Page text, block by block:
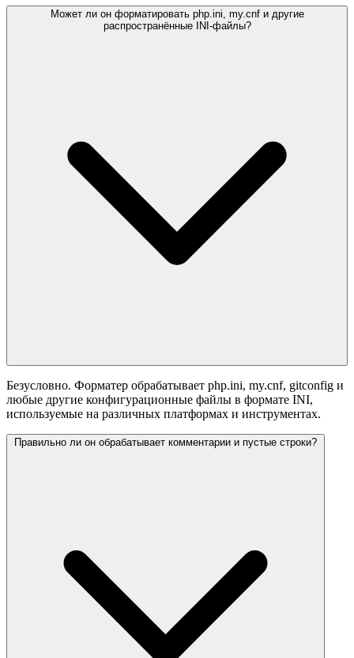
Может ли он форматировать php.ini, my.cnf и другие
распространённые INI-файлы?
Безусловно. Форматер обрабатывает php.ini, my.cnf, gitconfig и
любые другие конфигурационные файлы в формате INI,
используемые на различных платформах и инструментах.
Правильно ли он обрабатывает комментарии и пустые строки?